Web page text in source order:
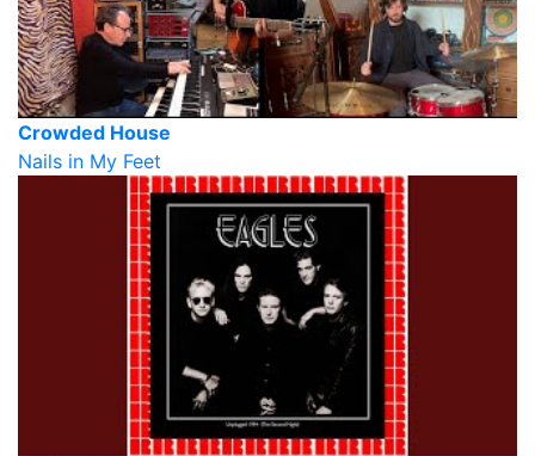
Crowded House
Nails in My Feet